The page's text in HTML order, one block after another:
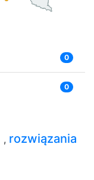
0
0
, rozwiązania